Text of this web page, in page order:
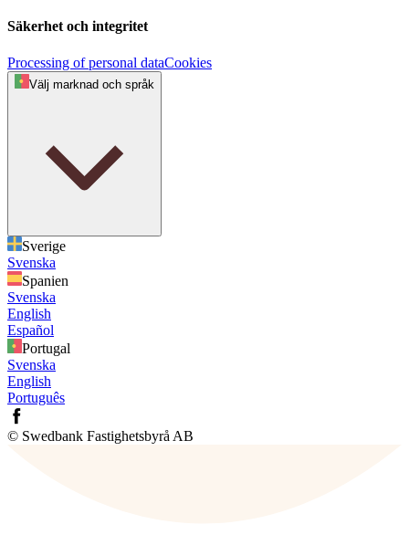
Säkerhet och integritet
Processing of personal dataCookies
Välj marknad och språk
Sverige
Svenska
Spanien
Svenska
English
Español
Portugal
Svenska
English
Português
© Swedbank Fastighetsbyrå AB